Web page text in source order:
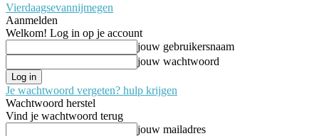
Vierdaagsevannijmegen
Aanmelden
Welkom! Log in op je account
jouw gebruikersnaam
jouw wachtwoord
Je wachtwoord vergeten? hulp krijgen
Wachtwoord herstel
Vind je wachtwoord terug
jouw mailadres